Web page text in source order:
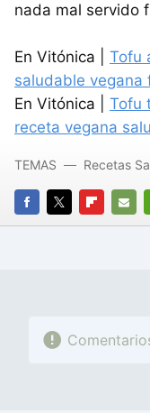
nada mal servido
En Vitónica | Tofu
saludable vegana
En Vitónica | Tofu
receta vegana
FACEBOOK
TWITTERFLIPBOARD
E-
TEMAS Recetas